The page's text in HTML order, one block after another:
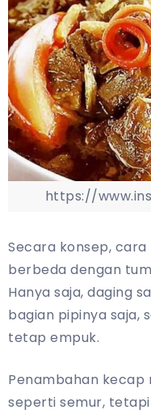
https://
Secara konsep,
berbeda dengan
Hanya saja, daging
bagian pipinya saja,
tetap empuk.
Penambahan
seperti semur,